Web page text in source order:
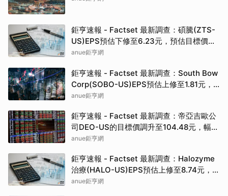
鉅亨速報 - Factset 最新調查：碩騰(ZTS-
US)EPS預估下修至6.23元，預估目標價為
90.00元
anue鉅亨網
鉅亨速報 - Factset 最新調查：South Bow
Corp(SOBO-US)EPS預估上修至1.81元，
預估目標價為35.83元
anue鉅亨網
鉅亨速報 - Factset 最新調查：帝亞吉歐公
司DEO-US的目標價調升至104.48元，幅度
約3.43%
anue鉅亨網
鉅亨速報 - Factset 最新調查：Halozyme
治療(HALO-US)EPS預估上修至8.74元，預
估目標價為105.00元
anue鉅亨網